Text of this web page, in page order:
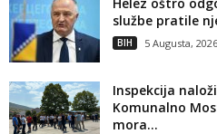
službe pratile
BIH 5 Augusta, 2026
Inspekcija
Komunalno
mora...